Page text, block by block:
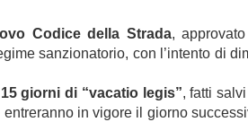
Codice della Strada,
sanzionatorio, con l’intento di
giorni di “vacatio legis”, fatti
in vigore il giorno